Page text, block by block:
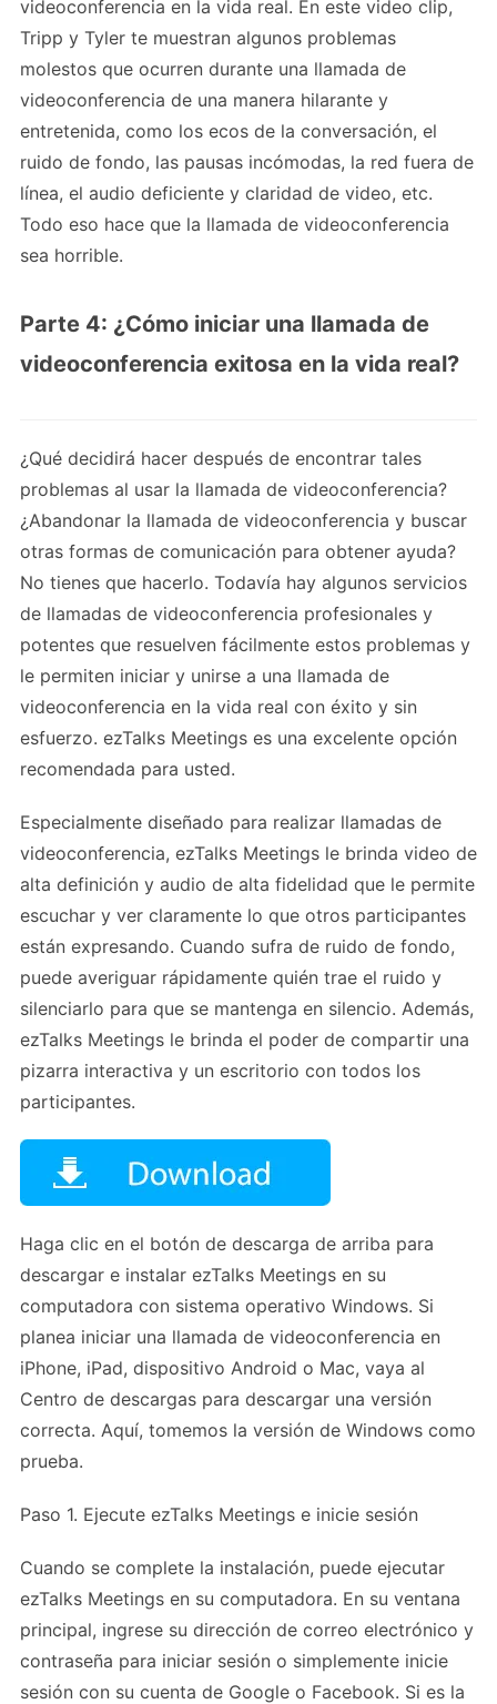
videoconferencia en la vida real. En este video clip,
Tripp y Tyler te muestran algunos problemas
molestos que ocurren durante una llamada de
videoconferencia de una manera hilarante y
entretenida, como los ecos de la conversación, el
ruido de fondo, las pausas incómodas, la red fuera de
línea, el audio deficiente y claridad de video, etc.
Todo eso hace que la llamada de videoconferencia
sea horrible.
Parte 4: ¿Cómo iniciar una llamada de
videoconferencia exitosa en la vida real?
¿Qué decidirá hacer después de encontrar tales
problemas al usar la llamada de videoconferencia?
¿Abandonar la llamada de videoconferencia y buscar
otras formas de comunicación para obtener ayuda?
No tienes que hacerlo. Todavía hay algunos servicios
de llamadas de videoconferencia profesionales y
potentes que resuelven fácilmente estos problemas y
le permiten iniciar y unirse a una llamada de
videoconferencia en la vida real con éxito y sin
esfuerzo. ezTalks Meetings es una excelente opción
recomendada para usted.
Especialmente diseñado para realizar llamadas de
videoconferencia, ezTalks Meetings le brinda video de
alta definición y audio de alta fidelidad que le permite
escuchar y ver claramente lo que otros participantes
están expresando. Cuando sufra de ruido de fondo,
puede averiguar rápidamente quién trae el ruido y
silenciarlo para que se mantenga en silencio. Además,
ezTalks Meetings le brinda el poder de compartir una
pizarra interactiva y un escritorio con todos los
participantes.
Haga clic en el botón de descarga de arriba para
descargar e instalar ezTalks Meetings en su
computadora con sistema operativo Windows. Si
planea iniciar una llamada de videoconferencia en
iPhone, iPad, dispositivo Android o Mac, vaya al
Centro de descargas para descargar una versión
correcta. Aquí, tomemos la versión de Windows como
prueba.
Paso 1. Ejecute ezTalks Meetings e inicie sesión
Cuando se complete la instalación, puede ejecutar
ezTalks Meetings en su computadora. En su ventana
principal, ingrese su dirección de correo electrónico y
contraseña para iniciar sesión o simplemente inicie
sesión con su cuenta de Google o Facebook. Si es la